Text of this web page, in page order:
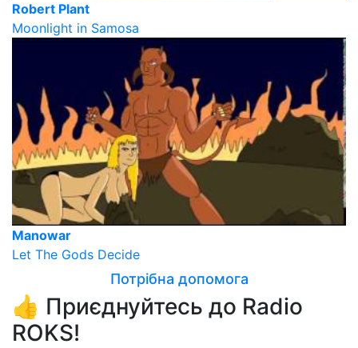
Robert Plant
Moonlight in Samosa
Manowar
Let The Gods Decide
Потрібна допомога
👍 Приєднуйтесь до Radio
ROKS!